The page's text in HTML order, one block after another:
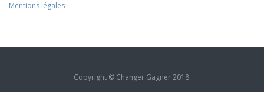
Mentions légales
Copyright © Changer Gagner 2018.